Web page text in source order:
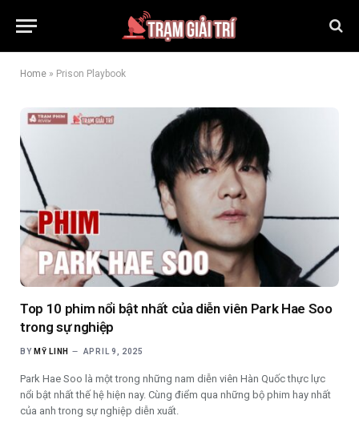
Home » Prison Playbook
Top 10 phim nổi bật nhất của diễn viên Park Hae Soo
trong sự nghiệp
BY MỸ LINH APRIL 9, 2025
Park Hae Soo là một trong những nam diễn viên Hàn Quốc thực lực
nổi bật nhất thế hệ hiện nay. Cùng điểm qua những bộ phim hay nhất
của anh trong sự nghiệp diễn xuất.